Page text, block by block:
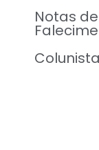
Notas de